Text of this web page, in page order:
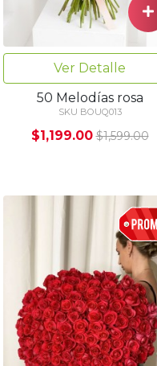
Ver Detalle
50 Melodías rosa
SKU BOUQ013
$1,199.00 $1,599.00